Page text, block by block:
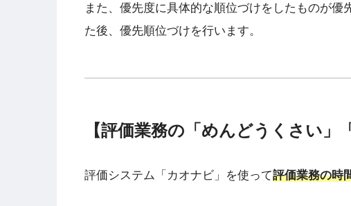
また、優先度に具体的な順位づけをしたものが
た後、優先順位づけを行います。
【評価業務の「めんどうくさい」
評価システム「カオナビ」を使って評価業務の時